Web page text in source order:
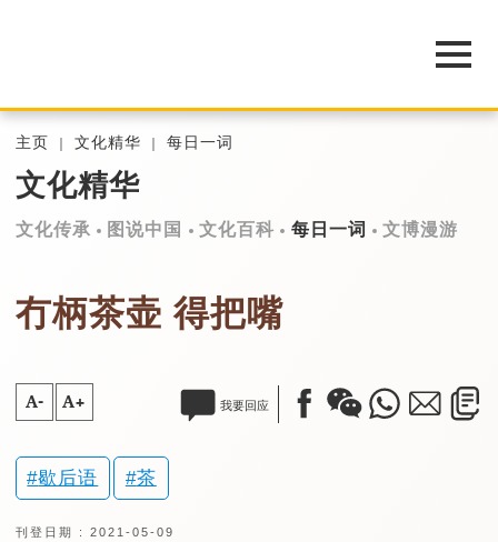
主页 文化精华 每日一词
文化精华
文化传承 图说中国 文化百科 每日一词 文博漫游
冇柄茶壶 得把嘴
A- A+ 我要回应
歇后语 茶
刊登日期 : 2021-05-09